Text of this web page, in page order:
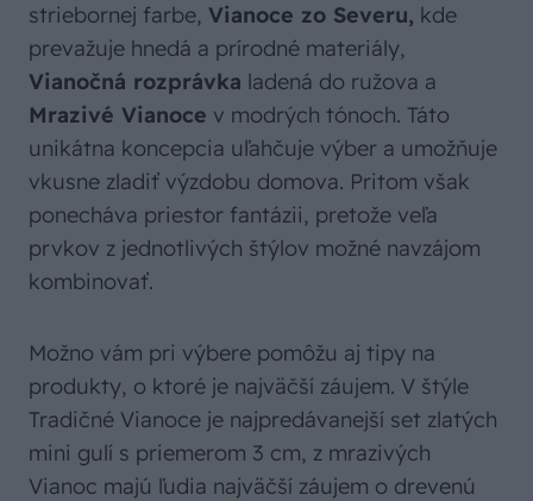
striebornej farbe, Vianoce zo Severu, kde
prevažuje hnedá a prírodné materiály,
Vianočná rozprávka ladená do ružova a
Mrazivé Vianoce v modrých tónoch. Táto
unikátna koncepcia uľahčuje výber a umožňuje
vkusne zladiť výzdobu domova. Pritom však
ponecháva priestor fantázii, pretože veľa
prvkov z jednotlivých štýlov možné navzájom
kombinovať.
Možno vám pri výbere pomôžu aj tipy na
produkty, o ktoré je najväčší záujem. V štýle
Tradičné Vianoce je najpredávanejší set zlatých
mini gulí s priemerom 3 cm, z mrazivých
Vianoc majú ľudia najväčší záujem o drevenú